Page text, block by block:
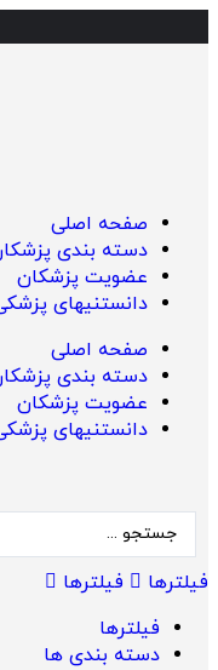
صفحه اصلی
دسته بندی
عضویت پزشکان
دانستنیهای
صفحه اصلی
دسته بندی
عضویت پزشکان
دانستنیهای
فیلترها
فیلترها
فیلترها
دسته بندی ها